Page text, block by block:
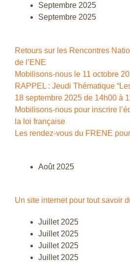
Septembre 2025
Septembre 2025
Retours sur les Rencontres
de l’ENE
Mobilisons-nous le 11 octobre
RAPPEL : Jeudi Thématique
18 septembre 2025 de 14h00 à
Mobilisons-nous pour inscrire
la loi française
Les rendez-vous du FRENE
Août 2025
Un site internet pour tout savoir
Juillet 2025
Juillet 2025
Juillet 2025
Juillet 2025